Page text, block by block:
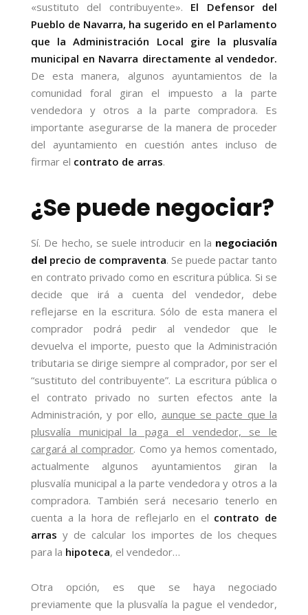
«sustituto del contribuyente». El Defensor del
Pueblo de Navarra, ha sugerido en el Parlamento
que la Administración Local gire la plusvalía
municipal en Navarra directamente al vendedor.
De esta manera, algunos ayuntamientos de la
comunidad foral giran el impuesto a la parte
vendedora y otros a la parte compradora. Es
importante asegurarse de la manera de proceder
del ayuntamiento en cuestión antes incluso de
firmar el contrato de arras.
¿Se puede negociar?
Sí. De hecho, se suele introducir en la negociación
del precio de compraventa. Se puede pactar tanto
en contrato privado como en escritura pública. Si se
decide que irá a cuenta del vendedor, debe
reflejarse en la escritura. Sólo de esta manera el
comprador podrá pedir al vendedor que le
devuelva el importe, puesto que la Administración
tributaria se dirige siempre al comprador, por ser el
“sustituto del contribuyente”. La escritura pública o
el contrato privado no surten efectos ante la
Administración, y por ello, aunque se pacte que la
plusvalía municipal la paga el vendedor, se le
cargará al comprador. Como ya hemos comentado,
actualmente algunos ayuntamientos giran la
plusvalía municipal a la parte vendedora y otros a la
compradora. También será necesario tenerlo en
cuenta a la hora de reflejarlo en el contrato de
arras y de calcular los importes de los cheques
para la hipoteca, el vendedor…
Otra opción, es que se haya negociado
previamente que la plusvalía la pague el vendedor,